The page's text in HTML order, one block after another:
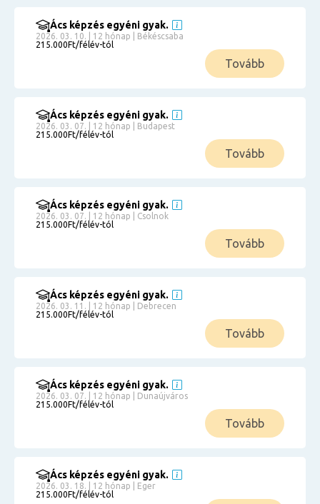
Ács képzés egyéni gyak.
2026. 03. 10. | 12 hónap | Békéscsaba
215.000Ft/félév-tól
Tovább
Ács képzés egyéni gyak.
2026. 03. 07. | 12 hónap | Budapest
215.000Ft/félév-tól
Tovább
Ács képzés egyéni gyak.
2026. 03. 07. | 12 hónap | Csolnok
215.000Ft/félév-tól
Tovább
Ács képzés egyéni gyak.
2026. 03. 11. | 12 hónap | Debrecen
215.000Ft/félév-tól
Tovább
Ács képzés egyéni gyak.
2026. 03. 07. | 12 hónap | Dunaújváros
215.000Ft/félév-tól
Tovább
Ács képzés egyéni gyak.
2026. 03. 18. | 12 hónap | Eger
215.000Ft/félév-tól